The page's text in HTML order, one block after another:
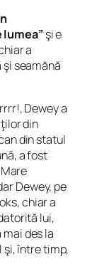
şi e
a
seamănă
Dewey a
din
din statul
a fost
Dewey, pe
chiar a
lui,
des la
şi, între timp,